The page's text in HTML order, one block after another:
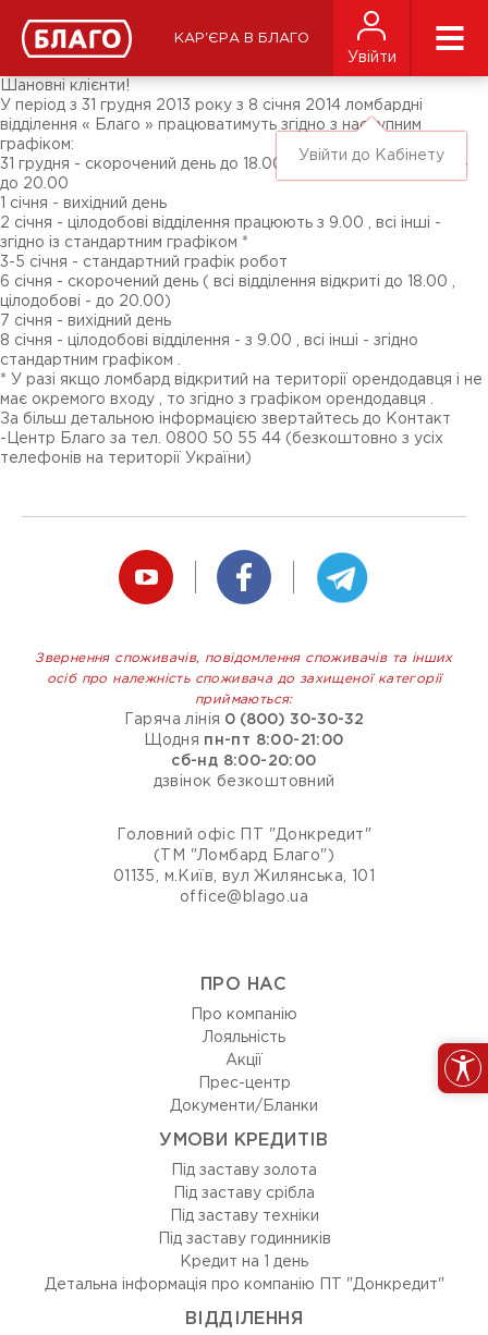
КАР'ЄРА В БЛАГО
Увійти
Увійти до Кабінету
ЗМІ про нас
Підписники соц-мереж
Ярмарки
Шановні клієнти!
У період з 31 грудня 2013 року з 8 січня 2014 ломбардні
відділення « Благо » працюватимуть згідно з наступним
графіком:
31 грудня - скорочений день до 18.00 , цілодобові відділення -
до 20.00
1 січня - вихідний день
2 січня - цілодобові відділення працюють з 9.00 , всі інші -
згідно із стандартним графіком *
3-5 січня - стандартний графік робот
6 січня - скорочений день ( всі відділення відкриті до 18.00 ,
цілодобові - до 20.00)
7 січня - вихідний день
8 січня - цілодобові відділення - з 9.00 , всі інші - згідно
стандартним графіком .
* У разі якщо ломбард відкритий на території орендодавця і не
має окремого входу , то згідно з графіком орендодавця .
За більш детальною інформацією звертайтесь до Контакт
-Центр Благо за тел. 0800 50 55 44 (безкоштовно з усіх
телефонів на території України)
Звернення споживачів, повідомлення споживачів та інших
осіб про належність споживача до захищеної категорії
приймаються:
Гаряча лінія 0 (800) 30-30-32
Щодня пн-пт 8:00-21:00
сб-нд 8:00-20:00
дзвінок безкоштовний
Головний офіс ПТ "Донкредит"
(ТМ "Ломбард Благо")
01135, м.Київ, вул Жилянська, 101
office@blago.ua
ПРО НАС
Про компанію
Лояльність
Акції
Прес-центр
Документи/Бланки
УМОВИ КРЕДИТІВ
Під заставу золота
Під заставу срібла
Під заставу техніки
Під заставу годинників
Кредит на 1 день
Детальна інформація про компанію ПТ "Донкредит"
ВIДДIЛЕННЯ